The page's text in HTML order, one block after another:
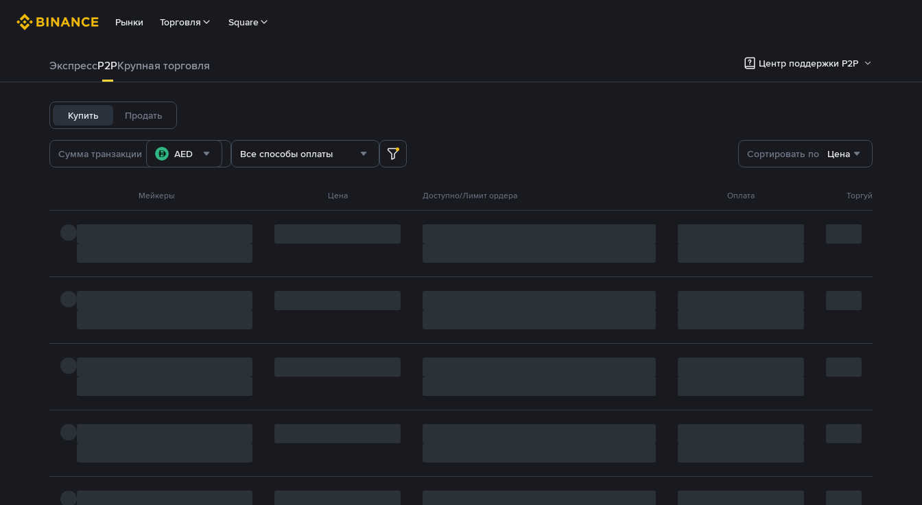
Рынки Торговля Square
ЭкспрессP2PКрупная торговля Центр поддержки P2P
Купить Продать
AED Все способы оплаты Сортировать по Цена
Мейкеры Цена Доступно/Лимит ордера Оплата Торгуй